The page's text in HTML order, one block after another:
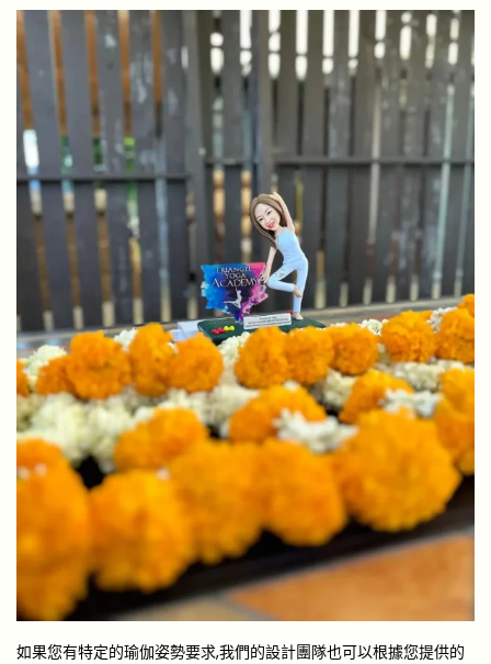
如果您有特定的瑜伽姿勢要求,我們的設計團隊也可以根據您提供的